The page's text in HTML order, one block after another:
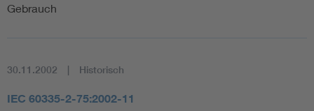
Gebrauch
30.11.2002 Historisch
IEC 60335-2-75:2002-11